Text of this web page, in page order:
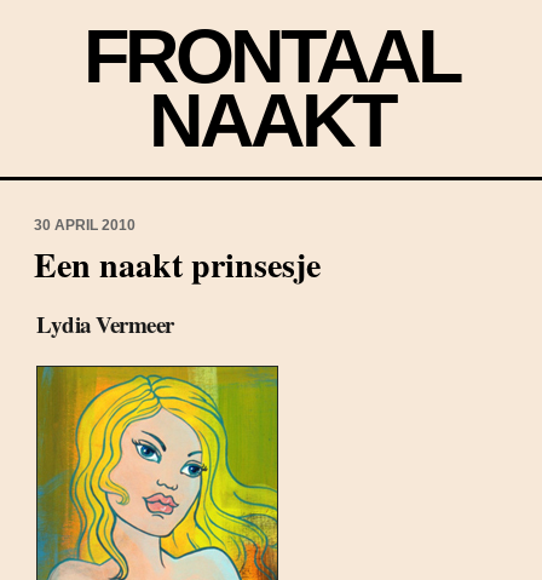
FRONTAAL
NAAKT
30 APRIL 2010
Een naakt prinsesje
Lydia Vermeer